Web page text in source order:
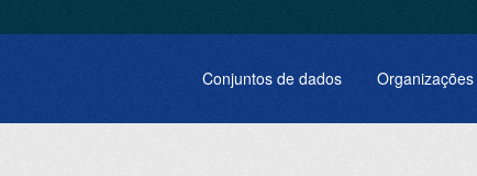
Conjuntos de dados Organizações